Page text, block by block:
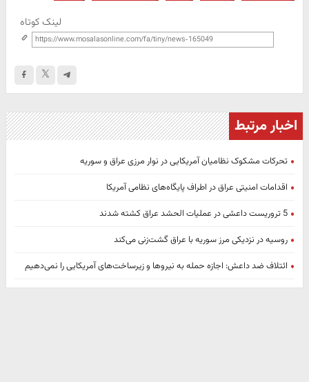
لینک کوتاه
اخبار مرتبط
تحرکات مشکوک نظامیان آمریکایی در نوار مرزی عراق و سوریه
اقدامات امنیتی عراق در اطراف پایگاه‌های نظامی آمریکا
5 تروریست داعشی در عملیات الحشد عراق کشته شدند
روسیه در نزدیکی مرز سوریه با عراق گشت‌زنی می‌کند
ائتلاف ضد داعش: اجازه حمله‌ به نیروها و زیرساخت‌های آمریکایی را نمی‌دهیم